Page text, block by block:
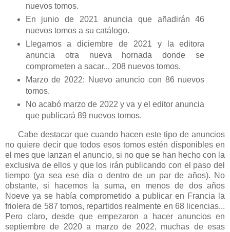
nuevos tomos.
En junio de 2021 anuncia que añadirán 46
nuevos tomos a su catálogo.
Llegamos a diciembre de 2021 y la editora
anuncia otra nueva hornada donde se
comprometen a sacar... 208 nuevos tomos.
Marzo de 2022: Nuevo anuncio con 86 nuevos
tomos.
No acabó marzo de 2022 y va y el editor anuncia
que publicará 89 nuevos tomos.
Cabe destacar que cuando hacen este tipo de anuncios
no quiere decir que todos esos tomos estén disponibles en
el mes que lanzan el anuncio, si no que se han hecho con la
exclusiva de ellos y que los irán publicando con el paso del
tiempo (ya sea ese día o dentro de un par de años). No
obstante, si hacemos la suma, en menos de dos años
Noeve ya se había comprometido a publicar en Francia la
friolera de 587 tomos, repartidos realmente en 68 licencias...
Pero claro, desde que empezaron a hacer anuncios en
septiembre de 2020 a marzo de 2022, muchas de esas